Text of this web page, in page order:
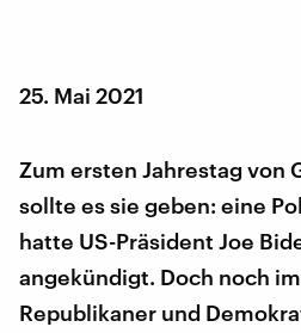
25. Mai 2021
Zum ersten Jahrestag von
sollte es sie geben: eine
hatte US-Präsident Joe
angekündigt. Doch noch
Republikaner und